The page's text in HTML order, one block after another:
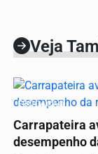
Veja
EDUCAÇÃO
Carrapateira
desempenho